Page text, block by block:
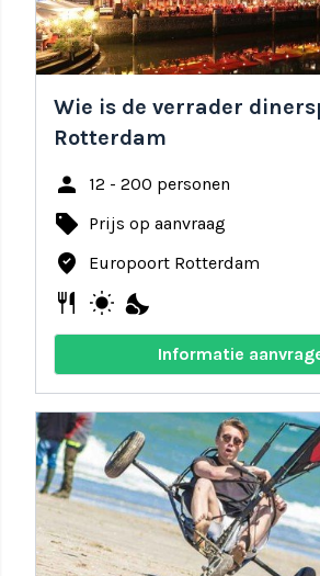
Wie is de verrader
Rotterdam
person 12 - 200 personen
local_offer Prijs op aanvraag
where_to_vote Europoort Rotterdam
restaurant wb_sunny nights_stay
Informatie